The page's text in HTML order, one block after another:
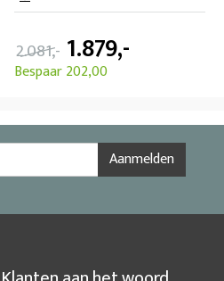
2.081,- 1.879,-
Bespaar 202,00
Aanmelden